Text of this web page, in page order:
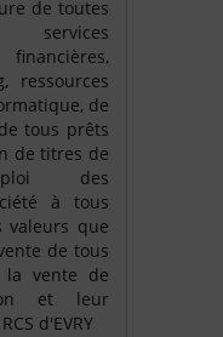
de toutes
ressources
de
tous prêts
de titres de
des
à tous
valeurs que
de tous
la vente de
et leur
d'EVRY